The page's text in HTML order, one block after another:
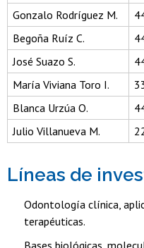
Gonzalo Rodríguez M.
Begoña Ruíz C.
José Suazo S.
María Viviana Toro I.
Blanca Urzúa O.
Julio Villanueva M.
Líneas de
Odontología clínica,
terapéuticas.